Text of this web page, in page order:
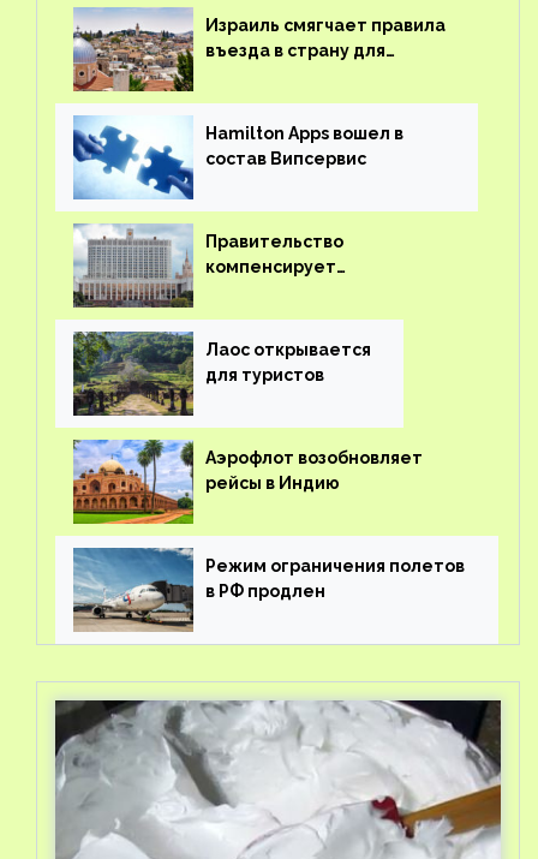
Израиль смягчает правила
въезда в страну для
Hamilton Apps вошел в
состав Випсервис
Правительство
компенсирует
вывоз россиян из-за рубежа
Лаос открывается
для туристов
Аэрофлот возобновляет
рейсы в Индию
Режим ограничения полетов
в РФ продлен